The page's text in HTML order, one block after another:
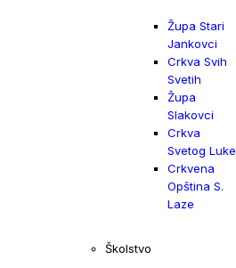
Župa Stari
Jankovci
Crkva Svih
Svetih
Župa
Slakovci
Crkva
Svetog Luke
Crkvena
Opština S.
Laze
Školstvo